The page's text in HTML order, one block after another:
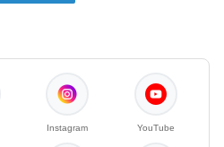
Instagram YouTube